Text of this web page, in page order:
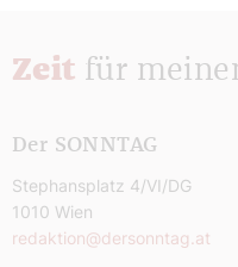
Zeit für
Der SONNTAG
Stephansplatz 4/VI/DG
1010 Wien
redaktion@dersonntag.at